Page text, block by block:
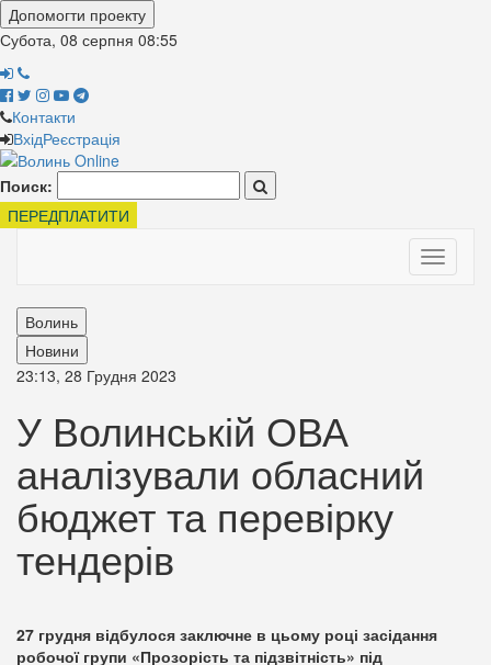
Допомогти проекту
Субота, 08 серпня 08:55
Контакти
ВхідРеєстрація
Поиск:
ПЕРЕДПЛАТИТИ
Toggle
Волинь
Новини
23:13, 28 Грудня 2023
У Волинській ОВА
аналізували обласний
бюджет та перевірку
тендерів
27 грудня відбулося заключне в цьому році засідання
робочої групи «Прозорість та підзвітність» під